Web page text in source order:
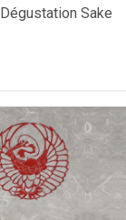
Dégustation Sake